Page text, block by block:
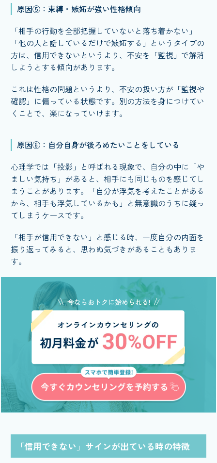
原因⑤：束縛・嫉妬が強い性格傾向
「相手の行動を全部把握していないと落ち着かない」
「他の人と話しているだけで嫉妬する」というタイプの
方は、信用できないというより、不安を「監視」で解消
しようとする傾向があります。
これは性格の問題というより、不安の扱い方が「監視や
確認」に偏っている状態です。別の方法を身につけてい
くことで、楽になっていけます。
原因⑥：自分自身が後ろめたいことをしている
心理学では「投影」と呼ばれる現象で、自分の中に「や
ましい気持ち」があると、相手にも同じものを感じてし
まうことがあります。「自分が浮気を考えたことがある
から、相手も浮気しているかも」と無意識のうちに疑っ
てしまうケースです。
「相手が信用できない」と感じる時、一度自分の内面を
振り返ってみると、思わぬ気づきがあることもありま
す。
今ならおトクに始められる!
「信用できない」サインが出ている時の特徴